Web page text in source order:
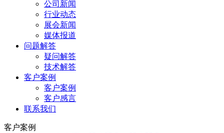
公司新闻
行业动态
展会新闻
媒体报道
问题解答
疑问解答
技术解答
客户案例
客户案例
客户感言
联系我们
客户案例